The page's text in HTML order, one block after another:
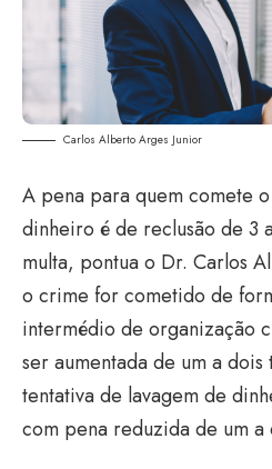
Carlos Alberto Arges Junior
A pena para quem comete
dinheiro é de reclusão de 3
multa, pontua o Dr. Carlos
o crime for cometido de
intermédio de organização
ser aumentada de um a
tentativa de lavagem de
com pena reduzida de um a